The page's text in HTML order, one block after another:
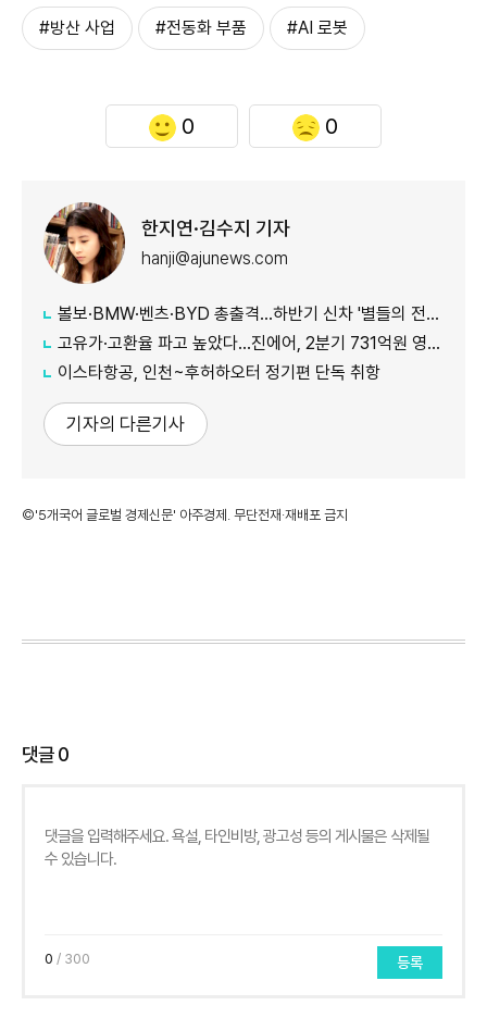
#방산 사업 #전동화 부품 #AI 로봇
0 0
한지연·김수지 기자
hanji@ajunews.com
볼보·BMW·벤츠·BYD 총출격...하반기 신차 '별들의 전쟁'
고유가·고환율 파고 높았다…진에어, 2분기 731억원 영업적자
이스타항공, 인천~후허하오터 정기편 단독 취항
기자의 다른기사
©'5개국어 글로벌 경제신문' 아주경제. 무단전재·재배포 금지
댓글0
0 / 300 등록